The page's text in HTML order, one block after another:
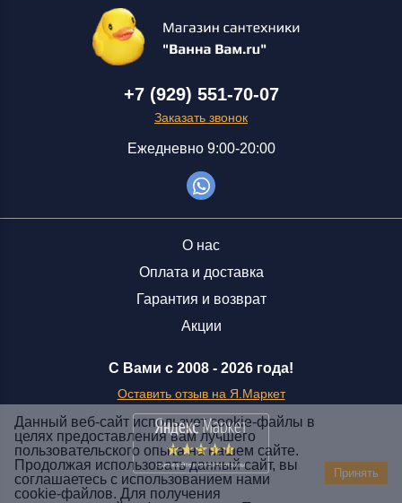
+7 (929) 551-70-07
Заказать звонок
Ежедневно 9:00-20:00
С Вами с 2008 - 2026 года!
Оставить отзыв на Я.Маркет
О нас
Оплата и доставка
Гарантия и возврат
Акции
Заказать звонок
+7 (929) 551-70-07
Данный веб-сайт использует cookie-файлы в
целях предоставления вам лучшего
пользовательского опыта на нашем сайте.
Продолжая использовать данный сайт, вы
соглашаетесь с использованием нами
cookie-файлов. Для получения
Принять